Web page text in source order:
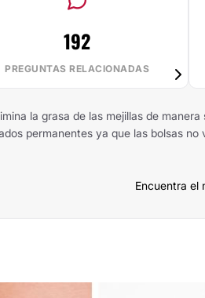
192
PREGUNTAS RELACIONADAS
la grasa de las mejillas de
permanentes ya que las bolsas
Encuentra el